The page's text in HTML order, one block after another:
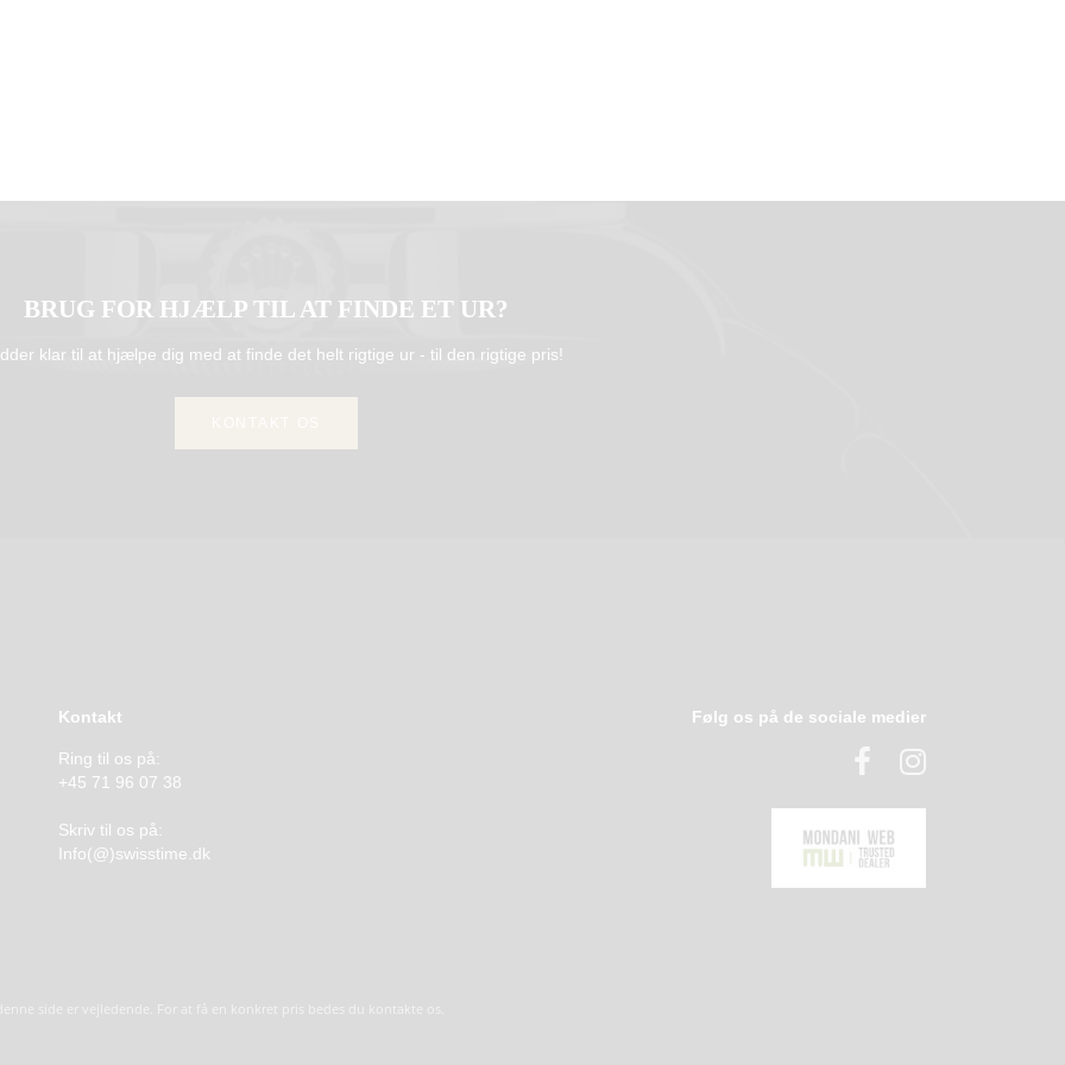
BRUG FOR HJÆLP TIL AT FINDE ET UR?
klar til at hjælpe dig med at finde det helt rigtige ur - til den rigtige pris!
Kontakt
Ring til os på:
+45 71 96 07 38
Skriv til os på:
Info(@)swisstime.dk
Følg os på de sociale medier
side er vejledende. For at få en konkret pris bedes du kontakte os.